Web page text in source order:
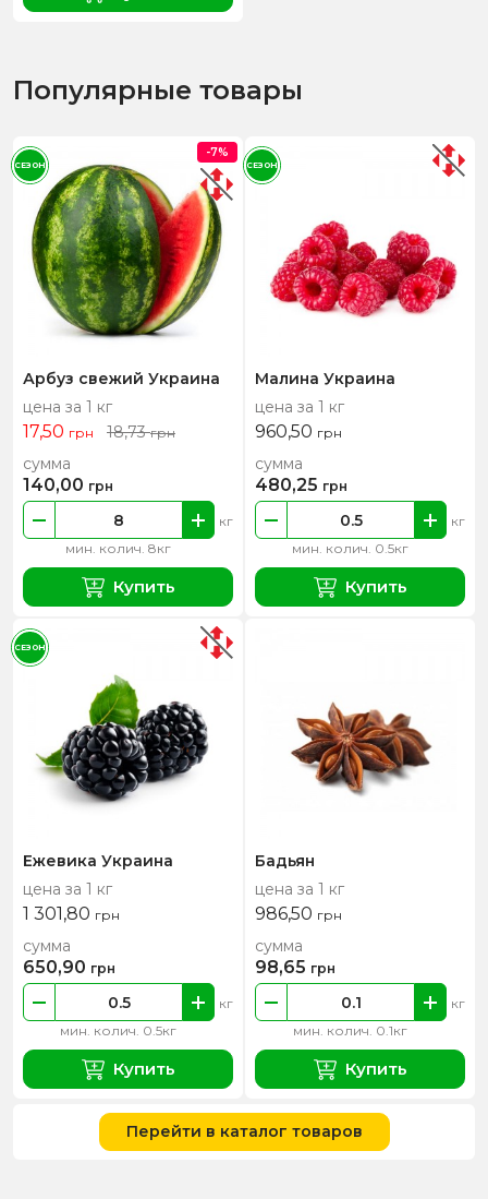
Популярные товары
Арбуз свежий Украина
цена за 1 кг
17,50 грн 18,73грн
мин. колич. 8кг
кг
сумма
140,00 грн
Купить
-7%
СЕЗОН
Малина Украина
цена за 1 кг
960,50 грн
мин. колич. 0.5кг
кг
сумма
480,25 грн
Купить
СЕЗОН
Ежевика Украина
цена за 1 кг
1 301,80 грн
мин. колич. 0.5кг
кг
сумма
650,90 грн
Купить
СЕЗОН
Бадьян
цена за 1 кг
986,50 грн
мин. колич. 0.1кг
кг
сумма
98,65 грн
Купить
Перейти в каталог товаров